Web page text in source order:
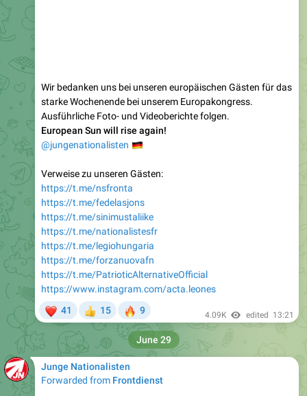
Ausführliche Foto- und Videoberichte folgen.
European Sun will rise again!
@jungenationalisten
🇩🇪
Verweise zu unseren Gästen:
https://t.me/fedelasjons
https://t.me/sinimustaliike
https://t.me/nationalistesfr
https://t.me/legiohungaria
https://t.me/forzanuovafn
https://t.me/PatrioticAlternativeOfficial
https://www.instagram.com/acta.leones
41 15
🔥
9 4.09K
Junge Nationalisten
Forwarded fromFrontdienst
June 29